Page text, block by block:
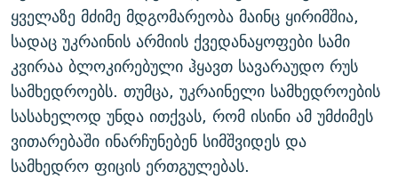
ყველაზე მძიმე მდგომარეობა მაინც ყირიმშია,
სადაც უკრაინის არმიის ქვედანაყოფები სამი
კვირაა ბლოკირებული ჰყავთ სავარაუდო რუს
სამხედროებს. თუმცა, უკრაინელი სამხედროების
სასახელოდ უნდა ითქვას, რომ ისინი ამ უმძიმეს
ვითარებაში ინარჩუნებენ სიმშვიდეს და
სამხედრო ფიცის ერთგულებას.